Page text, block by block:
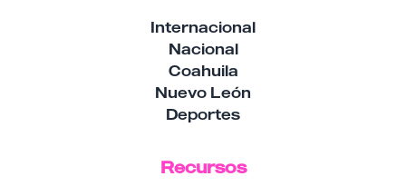
Internacional
Nacional
Coahuila
Nuevo León
Deportes
Recursos